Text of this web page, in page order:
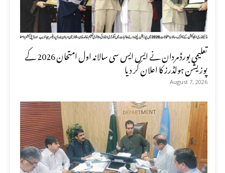
تعلیمی بورڈ مردان نے ایس ایس سی سالانہ اول امتحان 2026 کے
پوزیشن ہولڈرز کا اعلان کر دیا
August 7, 2026